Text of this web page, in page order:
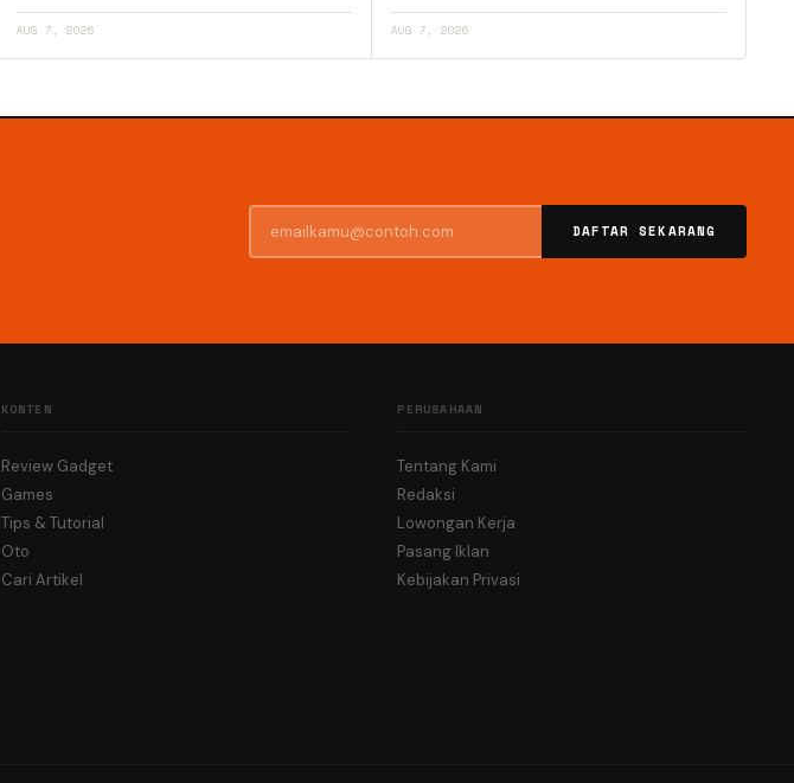
AUG 7, 2026 AUG 7, 2026
DAFTAR SEKARANG
KONTEN
Review Gadget
Games
Tips & Tutorial
Oto
Cari Artikel
PERUSAHAAN
Tentang Kami
Redaksi
Lowongan Kerja
Pasang Iklan
Kebijakan Privasi